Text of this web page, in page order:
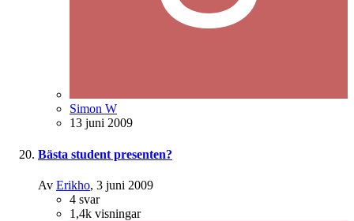
Simon W
13 juni 2009
Bästa student presenten?
Av Erikho, 3 juni 2009
4 svar
1,4k visningar